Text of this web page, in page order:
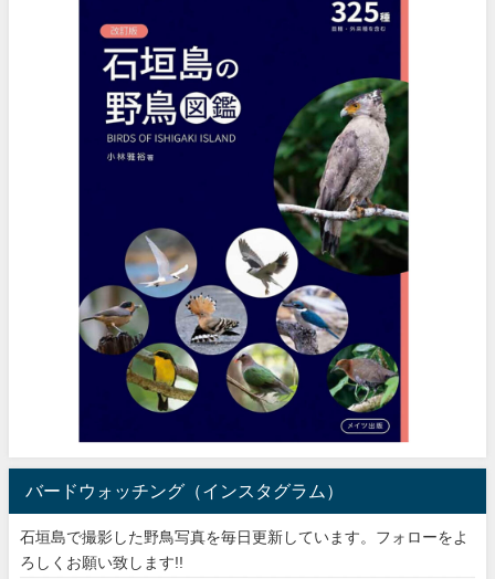
バードウォッチング（インスタグラム）
石垣島で撮影した野鳥写真を毎日更新しています。フォローをよ
ろしくお願い致します!!